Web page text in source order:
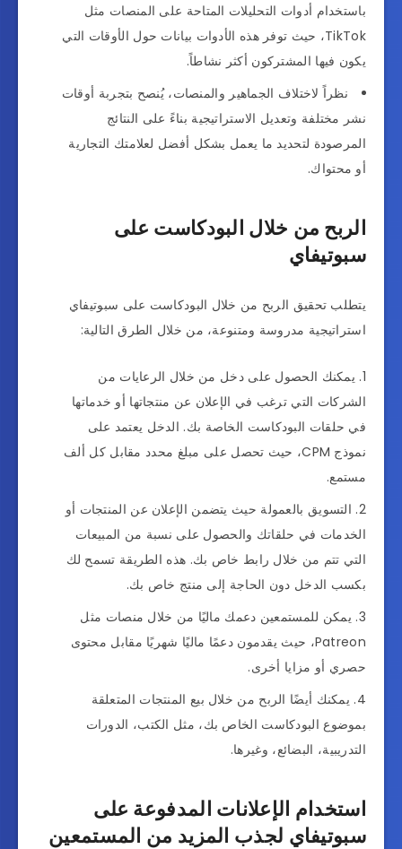
باستخدام أدوات التحليلات المتاحة على المنصات مثل
TikTok، حيث توفر هذه الأدوات بيانات حول الأوقات التي
يكون فيها المشتركون أكثر نشاطاً.
نظراً لاختلاف الجماهير والمنصات، يُنصح بتجربة أوقات
نشر مختلفة وتعديل الاستراتيجية بناءً على النتائج
المرصودة لتحديد ما يعمل بشكل أفضل لعلامتك التجارية
أو محتواك.
الربح من خلال البودكاست على
سبوتيفاي
يتطلب تحقيق الربح من خلال البودكاست على سبوتيفاي
استراتيجية مدروسة ومتنوعة، من خلال الطرق التالية:
يمكنك الحصول على دخل من خلال الرعايات من
الشركات التي ترغب في الإعلان عن منتجاتها أو خدماتها
في حلقات البودكاست الخاصة بك. الدخل يعتمد على
نموذج CPM، حيث تحصل على مبلغ محدد مقابل كل ألف
مستمع.
التسويق بالعمولة حيث يتضمن الإعلان عن المنتجات أو
الخدمات في حلقاتك والحصول على نسبة من المبيعات
التي تتم من خلال رابط خاص بك. هذه الطريقة تسمح لك
بكسب الدخل دون الحاجة إلى منتج خاص بك.
يمكن للمستمعين دعمك ماليًا من خلال منصات مثل
Patreon، حيث يقدمون دعمًا ماليًا شهريًا مقابل محتوى
حصري أو مزايا أخرى.
يمكنك أيضًا الربح من خلال بيع المنتجات المتعلقة
بموضوع البودكاست الخاص بك، مثل الكتب، الدورات
التدريبية، البضائع، وغيرها.
استخدام الإعلانات المدفوعة على
سبوتيفاي لجذب المزيد من المستمعين